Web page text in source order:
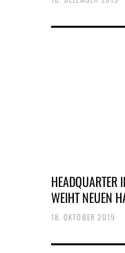
HEADQUARTER
WEIHT NEUEN
18. OKTOBER 2019